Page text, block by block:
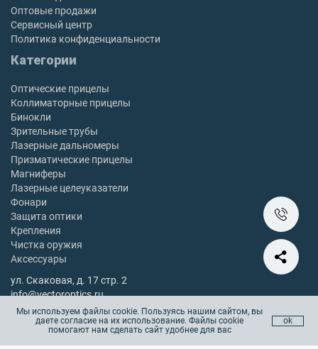
Оптовые продажи
Сервисный центр
Политика конфиденциальности
Категории
Оптические прицелы
Коллиматорные прицелы
Бинокли
Зрительные трубы
Лазерные дальномеры
Призматические прицелы
Магниферы
Лазерные целеуказатели
Фонари
Защита оптики
Крепления
Чистка оружия
Аксессуары
ул. Скаковая, д. 17 стр. 2
info@vectoroptics.ru
8 (800) 222-98-82
Остались вопросы? Позвоните с 10:00 до 18:00, без выходных
Мы используем файлы cookie. Пользуясь нашим сайтом, вы
даете согласие на их использование. Файлы cookie
помогают нам сделать сайт удобнее для вас
ok